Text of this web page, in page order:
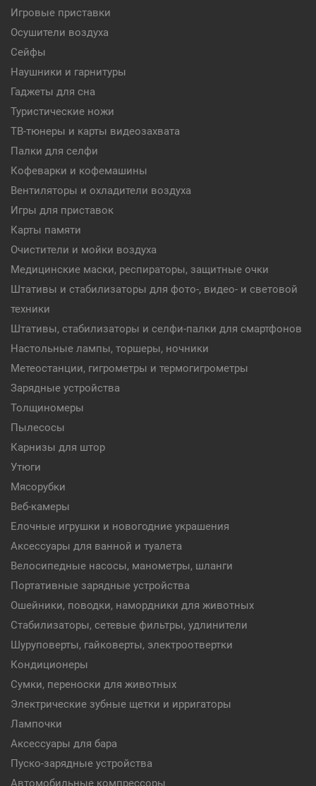
Игровые приставки
Осушители воздуха
Сейфы
Наушники и гарнитуры
Гаджеты для сна
Туристические ножи
ТВ-тюнеры и карты видеозахвата
Палки для селфи
Кофеварки и кофемашины
Вентиляторы и охладители воздуха
Игры для приставок
Карты памяти
Очистители и мойки воздуха
Медицинские маски, респираторы, защитные очки
Штативы и стабилизаторы для фото-, видео- и световой
техники
Штативы, стабилизаторы и селфи-палки для смартфонов
Настольные лампы, торшеры, ночники
Метеостанции, гигрометры и термогигрометры
Зарядные устройства
Толщиномеры
Пылесосы
Карнизы для штор
Утюги
Мясорубки
Веб-камеры
Елочные игрушки и новогодние украшения
Аксессуары для ванной и туалета
Велосипедные насосы, манометры, шланги
Портативные зарядные устройства
Ошейники, поводки, намордники для животных
Стабилизаторы, сетевые фильтры, удлинители
Шуруповерты, гайковерты, электроотвертки
Кондиционеры
Сумки, переноски для животных
Электрические зубные щетки и ирригаторы
Лампочки
Аксессуары для бара
Пуско-зарядные устройства
Автомобильные компрессоры